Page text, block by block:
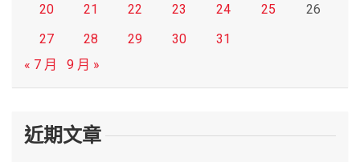
20
21 22 23 24 25
26
27
28 29 30
31
« 7 月
9 月 »
近期文章